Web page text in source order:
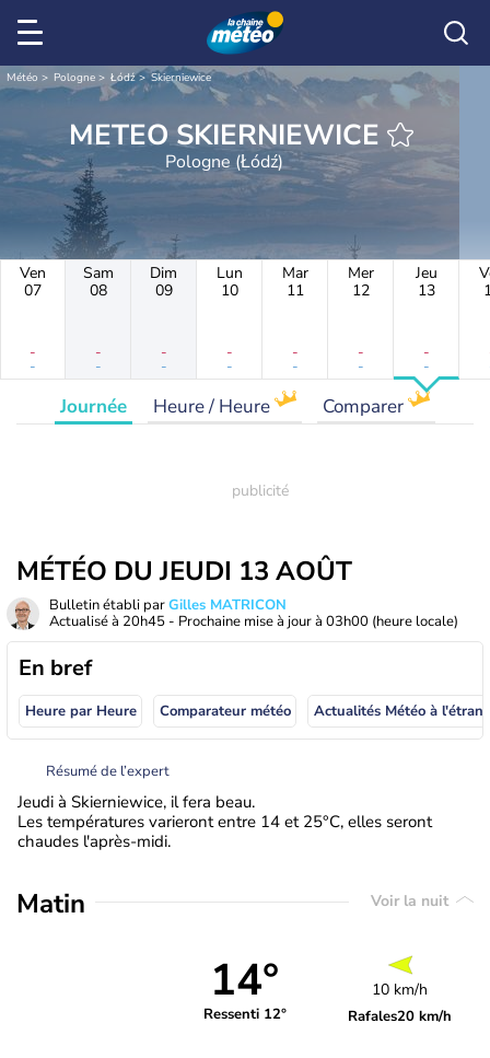
Météo Pologne Łódź Skierniewice
METEO SKIERNIEWICE
Pologne (Łódź)
Ven
07
-
-
Sam
08
-
-
Dim
09
-
-
Lun
10
-
-
Mar
11
-
-
Mer
12
-
-
Jeu
13
-
-
Journée Heure / Heure Comparer
MÉTÉO DU JEUDI 13 AOÛT
Bulletin établi parGilles MATRICON
Actualisé à 20h45 - Prochaine mise à jour à 03h00 (heure locale)
En bref
Heure par Heure Comparateur météo
Résumé de l’expert
Jeudi à Skierniewice, il fera beau.
Les températures varieront entre 14 et 25°C, elles seront
chaudes l'après-midi.
Matin Voir la nuit
14°
Ressenti 12°
10 km/h
Rafales20 km/h